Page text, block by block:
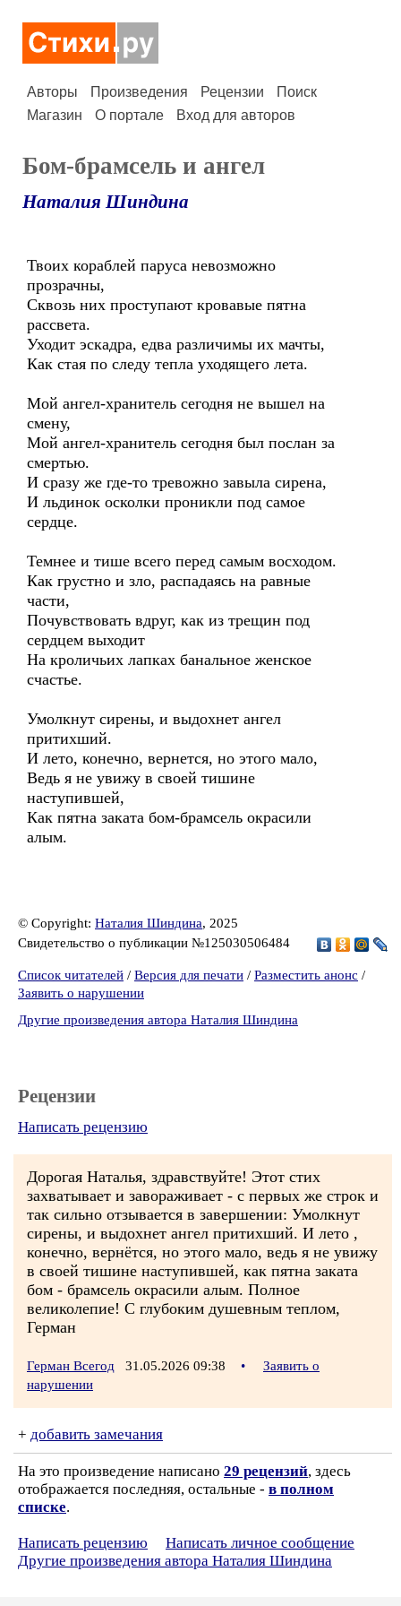
Авторы Произведения Рецензии
Поиск
Магазин
О портале Вход для авторов
Бом-брамсель и ангел
Наталия Шиндина
Твоих кораблей паруса невозможно
прозрачны,
Сквозь них проступают кровавые пятна
рассвета.
Уходит эскадра, едва различимы их мачты,
Как стая по следу тепла уходящего лета.
Мой ангел-хранитель сегодня не вышел на
смену,
Мой ангел-хранитель сегодня был послан за
смертью.
И сразу же где-то тревожно завыла сирена,
И льдинок осколки проникли под самое
сердце.
Темнее и тише всего перед самым восходом.
Как грустно и зло, распадаясь на равные
части,
Почувствовать вдруг, как из трещин под
сердцем выходит
На кроличьих лапках банальное женское
счастье.
Умолкнут сирены, и выдохнет ангел
притихший.
И лето, конечно, вернется, но этого мало,
Ведь я не увижу в своей тишине
наступившей,
Как пятна заката бом-брамсель окрасили
алым.
© Copyright: Наталия Шиндина, 2025
Свидетельство о публикации №125030506484
Список читателей / Версия для печати / Разместить анонс /
Заявить о нарушении
Другие произведения автора Наталия Шиндина
Рецензии
Написать рецензию
Дорогая Наталья, здравствуйте! Этот стих
захватывает и завораживает - с первых же строк и
так сильно отзывается в завершении: Умолкнут
сирены, и выдохнет ангел притихший. И лето ,
конечно, вернётся, но этого мало, ведь я не увижу
в своей тишине наступившей, как пятна заката
бом - брамсель окрасили алым. Полное
великолепие! С глубоким душевным теплом,
Герман
Герман Всегод 31.05.2026 09:38 •
Заявить о
нарушении
+ добавить замечания
На это произведение написано 29 рецензий, здесь
отображается последняя, остальные - в полном
списке.
Написать рецензию
Написать личное сообщение
Другие произведения автора Наталия Шиндина